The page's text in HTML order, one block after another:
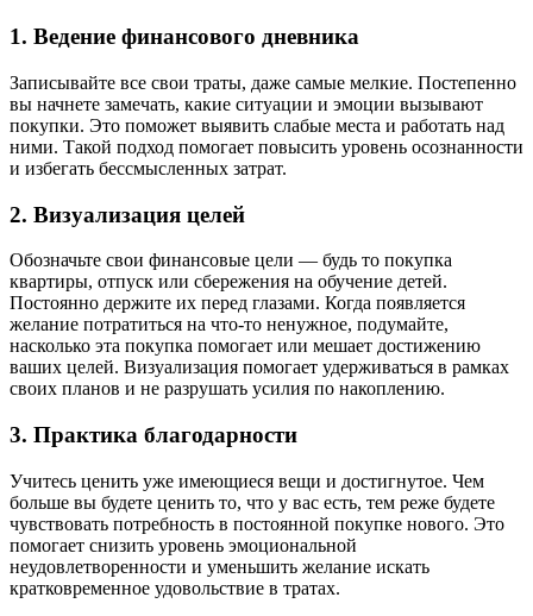
1. Ведение финансового дневника
Записывайте все свои траты, даже самые мелкие. Постепенно
вы начнете замечать, какие ситуации и эмоции вызывают
покупки. Это поможет выявить слабые места и работать над
ними. Такой подход помогает повысить уровень осознанности
и избегать бессмысленных затрат.
2. Визуализация целей
Обозначьте свои финансовые цели — будь то покупка
квартиры, отпуск или сбережения на обучение детей.
Постоянно держите их перед глазами. Когда появляется
желание потратиться на что-то ненужное, подумайте,
насколько эта покупка помогает или мешает достижению
ваших целей. Визуализация помогает удерживаться в рамках
своих планов и не разрушать усилия по накоплению.
3. Практика благодарности
Учитесь ценить уже имеющиеся вещи и достигнутое. Чем
больше вы будете ценить то, что у вас есть, тем реже будете
чувствовать потребность в постоянной покупке нового. Это
помогает снизить уровень эмоциональной
неудовлетворенности и уменьшить желание искать
кратковременное удовольствие в тратах.